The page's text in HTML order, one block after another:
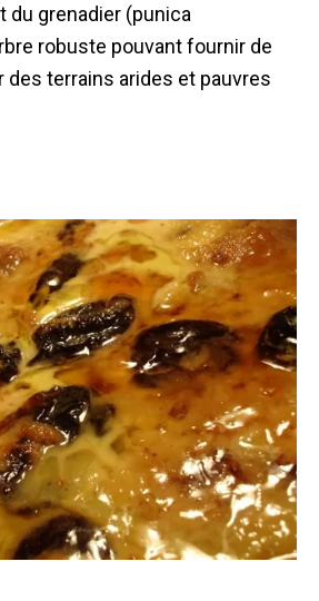
du grenadier (punica
robuste pouvant fournir de
des terrains arides et pauvres